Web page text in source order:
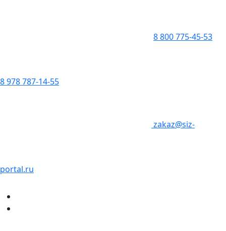
8 800 775-45-53
8 978 787-14-55
zakaz@siz-
portal.ru